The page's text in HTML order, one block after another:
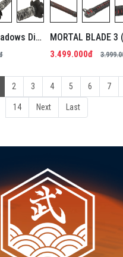
Die
Kim
MORTAL BLADE 3
Shadows Die Twice) |
Nhật Phi Kim Tổng
3.499.000đ
2 3 4 5 6 7
14 Next Last